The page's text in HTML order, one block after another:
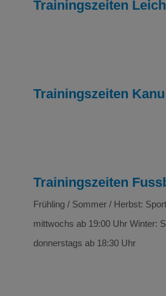
Trainingszeiten
Trainingszeiten Kanu
Trainingszeiten
Frühling / Sommer / Herbst:
mittwochs ab 19:00 Uhr Winter:
donnerstags ab 18:30 Uhr